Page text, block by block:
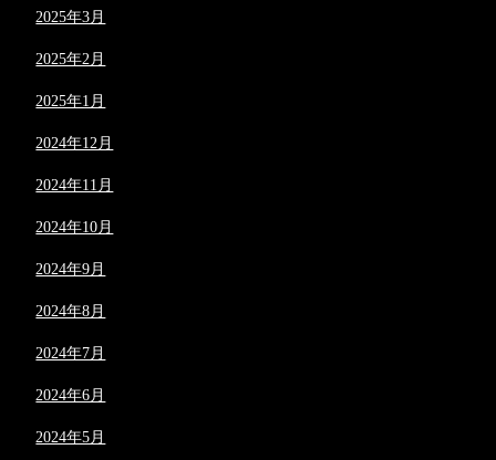
2025年3月
2025年2月
2025年1月
2024年12月
2024年11月
2024年10月
2024年9月
2024年8月
2024年7月
2024年6月
2024年5月